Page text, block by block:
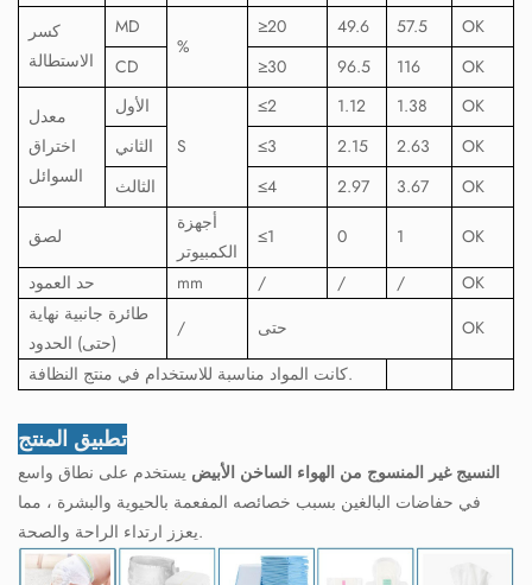
كسر
الاستطالة
MD
%
≥20 49.6 57.5
OK
CD
≥30 96.5 116 OK
معدل
اختراق
السوائل
الأول
S
≤2 1.12 1.38
OK
الثاني
≤3 2.15 2.63
OK
الثالث
≤4 2.97 3.67 OK
لصق
أجهزة
الكمبيوتر
≤1 0 1
OK
حد العمود
mm / / /
OK
طائرة جانبية نهاية
(حتى) الحدود
/ حتى
OK
كانت المواد مناسبة للاستخدام في منتج النظافة.
تطبيق المنتج
النسيج غير المنسوج من الهواء الساخن الأبيض يستخدم على نطاق واسع
في حفاضات البالغين بسبب خصائصه المفعمة بالحيوية والبشرة ، مما
يعزز ارتداء الراحة والصحة.